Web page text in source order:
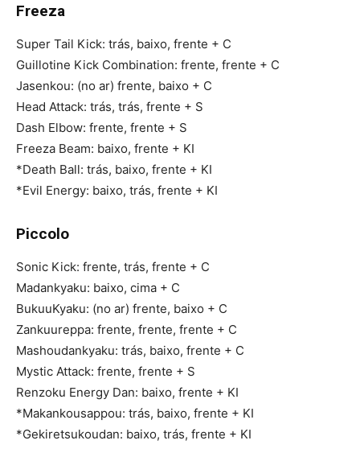
Freeza
Super Tail Kick: trás, baixo, frente + C
Guillotine Kick Combination: frente, frente + C
Jasenkou: (no ar) frente, baixo + C
Head Attack: trás, trás, frente + S
Dash Elbow: frente, frente + S
Freeza Beam: baixo, frente + KI
*Death Ball: trás, baixo, frente + KI
*Evil Energy: baixo, trás, frente + KI
Piccolo
Sonic Kick: frente, trás, frente + C
Madankyaku: baixo, cima + C
BukuuKyaku: (no ar) frente, baixo + C
Zankuureppa: frente, frente, frente + C
Mashoudankyaku: trás, baixo, frente + C
Mystic Attack: frente, frente + S
Renzoku Energy Dan: baixo, frente + KI
*Makankousappou: trás, baixo, frente + KI
*Gekiretsukoudan: baixo, trás, frente + KI